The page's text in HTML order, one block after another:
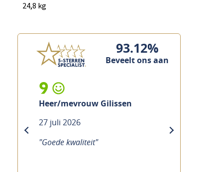
24,8 kg
93.12%
Beveelt ons aan
mevrouw Gilissen
kwaliteit"
next